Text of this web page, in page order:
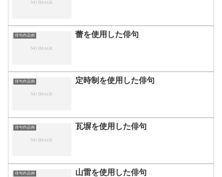
俳句作品例 蕾を使用した俳句
俳句作品例 定時制を使用した俳句
俳句作品例 瓦塀を使用した俳句
俳句作品例 山雷を使用した俳句